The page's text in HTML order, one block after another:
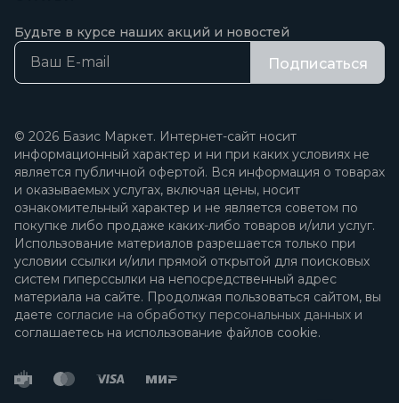
Будьте в курсе наших акций и новостей
Подписаться
© 2026 Базис Маркет. Интернет-сайт носит
информационный характер и ни при каких условиях не
является публичной офертой. Вся информация о товарах
и оказываемых услугах, включая цены, носит
ознакомительный характер и не является советом по
покупке либо продаже каких-либо товаров и/или услуг.
Использование материалов разрешается только при
условии ссылки и/или прямой открытой для поисковых
систем гиперссылки на непосредственный адрес
материала на сайте. Продолжая пользоваться сайтом, вы
даете согласие на обработку персональных данных и
соглашаетесь на использование файлов cookie.